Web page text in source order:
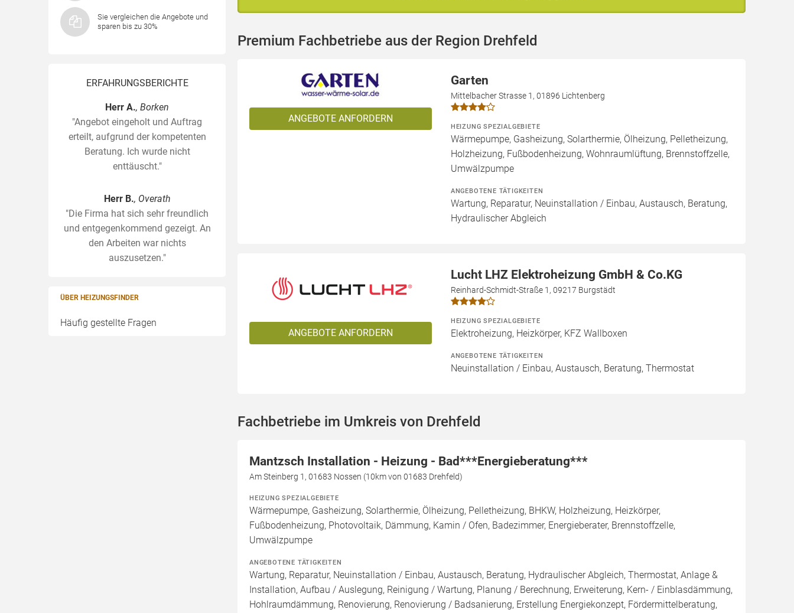
Sie vergleichen die Angebote und
sparen bis zu 30%
ERFAHRUNGSBERICHTE
Herr A., Borken
"Angebot eingeholt und Auftrag
erteilt, aufgrund der kompetenten
Beratung. Ich wurde nicht
enttäuscht."
Herr B., Overath
"Die Firma hat sich sehr freundlich
und entgegenkommend gezeigt. An
den Arbeiten war nichts
auszusetzen."
ÜBER HEIZUNGSFINDER
Häufig gestellte Fragen
Premium Fachbetriebe aus der Region Drehfeld
ANGEBOTE ANFORDERN
Garten
Mittelbacher Strasse 1, 01896 Lichtenberg
HEIZUNG SPEZIALGEBIETE
Wärmepumpe, Gasheizung, Solarthermie, Ölheizung, Pelletheizung,
Holzheizung, Fußbodenheizung, Wohnraumlüftung, Brennstoffzelle,
Umwälzpumpe
ANGEBOTENE TÄTIGKEITEN
Wartung, Reparatur, Neuinstallation / Einbau, Austausch, Beratung,
Hydraulischer Abgleich
ANGEBOTE ANFORDERN
Lucht LHZ Elektroheizung GmbH & Co.KG
Reinhard-Schmidt-Straße 1, 09217 Burgstädt
HEIZUNG SPEZIALGEBIETE
Elektroheizung, Heizkörper, KFZ Wallboxen
ANGEBOTENE TÄTIGKEITEN
Neuinstallation / Einbau, Austausch, Beratung, Thermostat
Fachbetriebe im Umkreis von Drehfeld
Mantzsch Installation - Heizung - Bad***Energieberatung***
Am Steinberg 1, 01683 Nossen (10km von 01683 Drehfeld)
HEIZUNG SPEZIALGEBIETE
Wärmepumpe, Gasheizung, Solarthermie, Ölheizung, Pelletheizung, BHKW, Holzheizung, Heizkörper,
Fußbodenheizung, Photovoltaik, Dämmung, Kamin / Ofen, Badezimmer, Energieberater, Brennstoffzelle,
Umwälzpumpe
ANGEBOTENE TÄTIGKEITEN
Wartung, Reparatur, Neuinstallation / Einbau, Austausch, Beratung, Hydraulischer Abgleich, Thermostat, Anlage &
Installation, Aufbau / Auslegung, Reinigung / Wartung, Planung / Berechnung, Erweiterung, Kern- / Einblasdämmung,
Hohlraumdämmung, Renovierung, Renovierung / Badsanierung, Erstellung Energiekonzept, Fördermittelberatung,